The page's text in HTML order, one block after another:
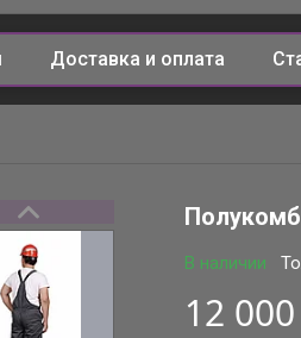
Доставка и оплата
В наличии
12